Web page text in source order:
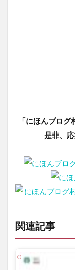
「にほんブログ
是非、
関連記事